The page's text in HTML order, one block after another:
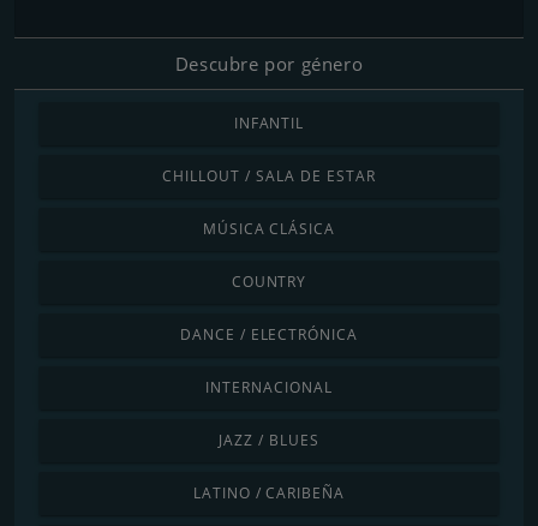
Descubre por género
INFANTIL
CHILLOUT / SALA DE ESTAR
MÚSICA CLÁSICA
COUNTRY
DANCE / ELECTRÓNICA
INTERNACIONAL
JAZZ / BLUES
LATINO / CARIBEÑA